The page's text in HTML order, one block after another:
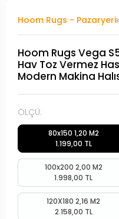
Hoom Rugs - Pazaryeri
Hoom Rugs Vega
Hav Toz Vermez
Modern Makina
ÖLÇÜ:
80x150 1,20 M2
1.199,00 TL
100x200 2,00 M2
1.998,00 TL
120X180 2,16 M2
2.158,00 TL